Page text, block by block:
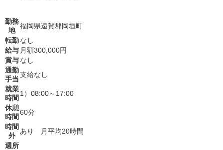
勤務
地
福岡県遠賀郡岡垣町
転勤なし
給与 月額300,000円
賞与なし
通勤
手当
支給なし
就業
時間
1）08:00～17:00
休憩
時間
60分
時間
外
あり 月平均20時間
週所